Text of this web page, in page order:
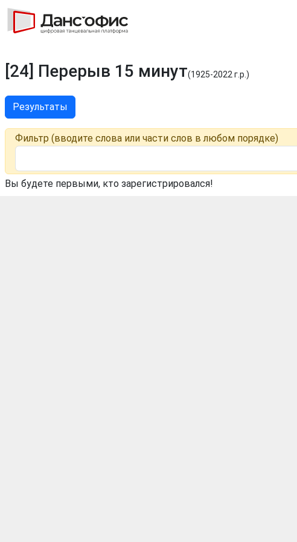
[24] Перерыв 15 минут(1925-2022 г.р.)
Результаты
Фильтр (вводите слова или части слов в любом порядке)
Вы будете первыми, кто зарегистрировался!